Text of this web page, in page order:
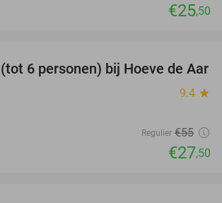
€25,50
50%
6 personen) bij Hoeve de Aar
9.4 star
Regulier €55
€27,50